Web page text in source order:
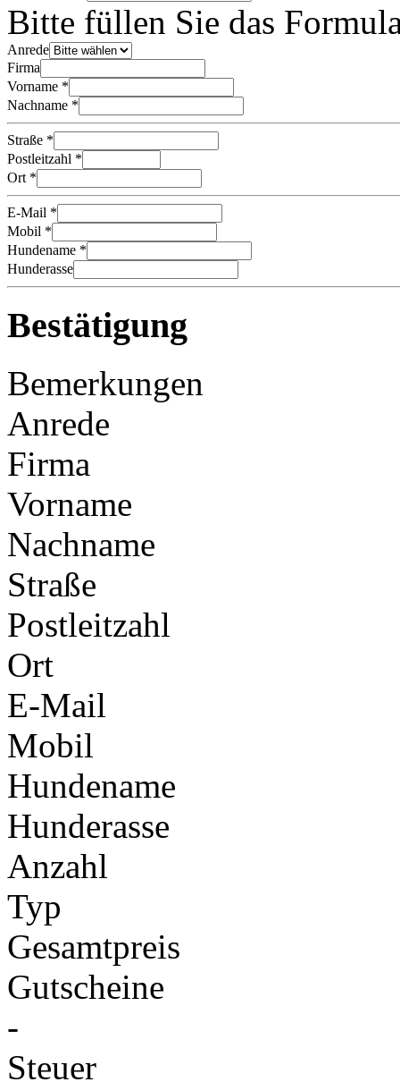
Bitte füllen Sie das
Anrede
Firma
Vorname *
Nachname *
Straße *
Postleitzahl *
Ort *
E-Mail *
Mobil *
Hundename *
Hunderasse
Bestätigung
Bemerkungen
Anrede
Firma
Vorname
Nachname
Straße
Postleitzahl
Ort
E-Mail
Mobil
Hundename
Hunderasse
Anzahl
Typ
Gesamtpreis
Gutscheine
-
Steuer